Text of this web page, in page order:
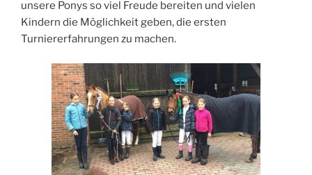
unsere Ponys so viel Freude bereiten und vielen
Kindern die Möglichkeit geben, die ersten
Turniererfahrungen zu machen.